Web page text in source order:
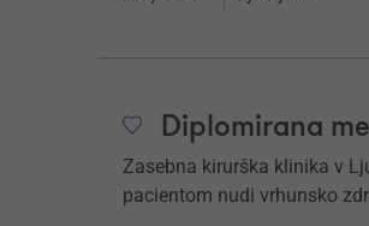
Diplomirana
Zasebna kirurška klinika v
pacientom nudi vrhunsko